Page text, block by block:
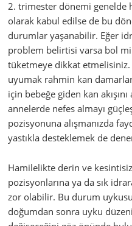
2. trimester dönemi genelde
olarak kabul edilse de bu
durumlar yaşanabilir. Eğer
problem belirtisi varsa bol
tüketmeye dikkat
uyumak rahmin kan
için bebeğe giden kan
annelerde nefes almayı
pozisyonuna alışmanızda
yastıkla desteklemek de
Hamilelikte derin ve
pozisyonlarına ya da sık
zor olabilir. Bu durum
doğumdan sonra uyku